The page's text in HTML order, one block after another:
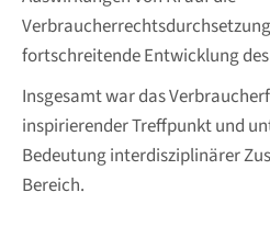
fortschreitende Entwicklung
Insgesamt war das
inspirierender Treffpunkt und
Bedeutung interdisziplinärer
Bereich.